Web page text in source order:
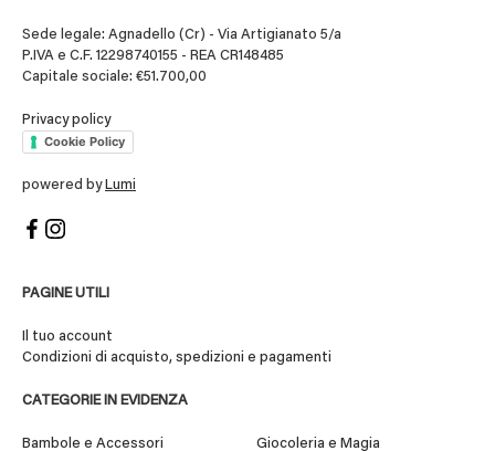
Sede legale: Agnadello (Cr) - Via Artigianato 5/a
P.IVA e C.F. 12298740155 - REA CR148485
Capitale sociale: €51.700,00
Privacy policy
Cookie Policy
powered by Lumi
PAGINE UTILI
Il tuo account
Condizioni di acquisto, spedizioni e pagamenti
CATEGORIE IN EVIDENZA
Bambole e Accessori Giocoleria e Magia